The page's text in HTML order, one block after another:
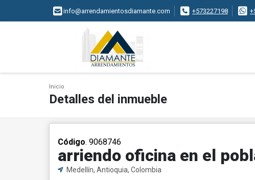
info@arrendamientosdiamante.com +573227198
Inicio
Detalles del inmueble
Código. 9068746
arriendo oficina en el
Medellín, Antioquia, Colombia